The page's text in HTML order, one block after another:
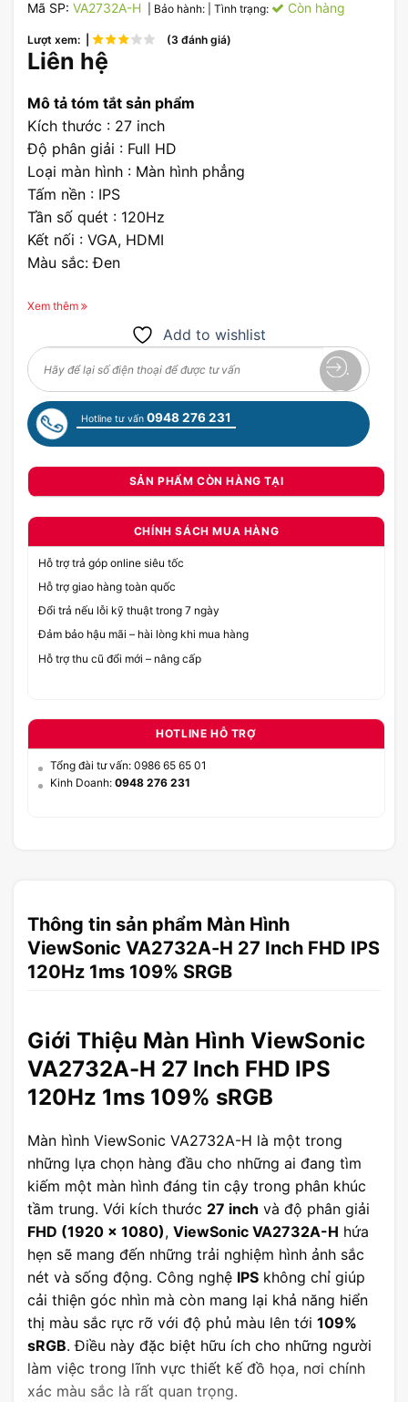
Mã SP: VA2732A-H | Bảo hành: | Tình trạng: Còn hàng
Lượt xem: | (3 đánh giá)
Liên hệ
Mô tả tóm tắt sản phẩm
Kích thước : 27 inch
Độ phân giải : Full HD
Loại màn hình : Màn hình phẳng
Tấm nền : IPS
Tần số quét : 120Hz
Kết nối : VGA, HDMI
Màu sắc: Đen
Xem thêm
Add to wishlist
Hotline tư vấn 0948 276 231
SẢN PHẨM CÒN HÀNG TẠI
CHÍNH SÁCH MUA HÀNG
Hỗ trợ trả góp online siêu tốc
Hỗ trợ giao hàng toàn quốc
Đổi trả nếu lỗi kỹ thuật trong 7 ngày
Đảm bảo hậu mãi – hài lòng khi mua hàng
Hỗ trợ thu cũ đổi mới – nâng cấp
HOTLINE HỖ TRỢ
Tổng đài tư vấn: 0986 65 65 01
Kinh Doanh: 0948 276 231
Thông tin sản phẩm Màn Hình
ViewSonic VA2732A-H 27 Inch FHD IPS
120Hz 1ms 109% SRGB
Giới Thiệu Màn Hình ViewSonic
VA2732A-H 27 Inch FHD IPS
120Hz 1ms 109% sRGB
Màn hình ViewSonic VA2732A-H là một trong
những lựa chọn hàng đầu cho những ai đang tìm
kiếm một màn hình đáng tin cậy trong phân khúc
tầm trung. Với kích thước 27 inch và độ phân giải
FHD (1920 x 1080), ViewSonic VA2732A-H hứa
hẹn sẽ mang đến những trải nghiệm hình ảnh sắc
nét và sống động. Công nghệ IPS không chỉ giúp
cải thiện góc nhìn mà còn mang lại khả năng hiển
thị màu sắc rực rỡ với độ phủ màu lên tới 109%
sRGB. Điều này đặc biệt hữu ích cho những người
làm việc trong lĩnh vực thiết kế đồ họa, nơi chính
xác màu sắc là rất quan trọng.